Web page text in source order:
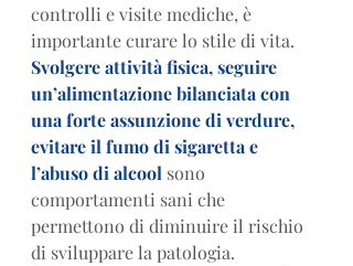
controlli e visite mediche, è
importante curare lo stile di vita.
Svolgere attività fisica, seguire
un’alimentazione bilanciata con
una forte assunzione di verdure,
evitare il fumo di sigaretta e
l’abuso di alcool sono
comportamenti sani che
permettono di diminuire il rischio
di sviluppare la patologia.